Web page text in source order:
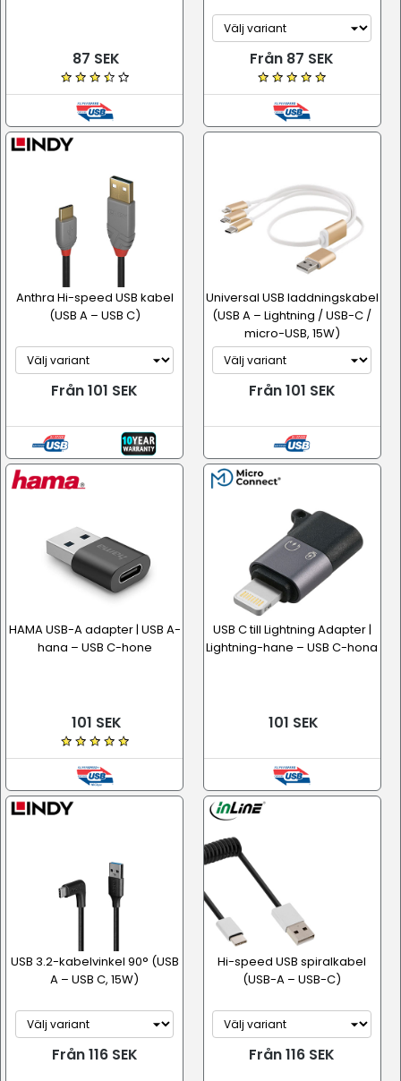
87 SEK Från 87 SEK
Anthra Hi-speed USB kabel
(USB A – USB C)
Från 101 SEK
Universal USB laddningskabel
(USB A – Lightning / USB-C /
micro-USB, 15W)
Från 101 SEK
HAMA USB-A adapter | USB A-
hana – USB C-hone
101 SEK
USB C till Lightning Adapter |
Lightning-hane – USB C-hona
101 SEK
USB 3.2-kabelvinkel 90° (USB
A – USB C, 15W)
Från 116 SEK
Hi-speed USB spiralkabel
(USB-A – USB-C)
Från 116 SEK